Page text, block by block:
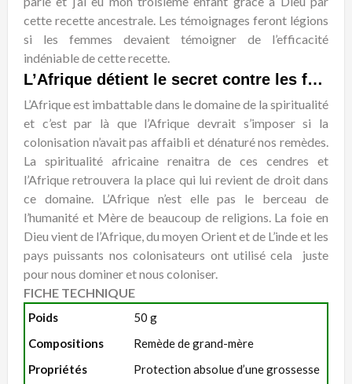
cette recette ancestrale. Les témoignages feront légions
si les femmes devaient témoigner de l’efficacité
indéniable de cette recette.
L’Afrique détient le secret contre les fausses couches
L’Afrique est imbattable dans le domaine de la spiritualité
et c’est par là que l’Afrique devrait s’imposer si la
colonisation n’avait pas affaibli et dénaturé nos remèdes.
La spiritualité africaine renaitra de ces cendres et
l’Afrique retrouvera la place qui lui revient de droit dans
ce domaine. L’Afrique n’est elle pas le berceau de
l’humanité et Mère de beaucoup de religions. La foie en
Dieu vient de l’Afrique, du moyen Orient et de L’inde et les
pays puissants nos colonisateurs ont utilisé cela juste
pour nous dominer et nous coloniser.
FICHE TECHNIQUE
Poids
50 g
Compositions
Remède de grand-mère
Propriétés
Protection absolue d’une grossesse